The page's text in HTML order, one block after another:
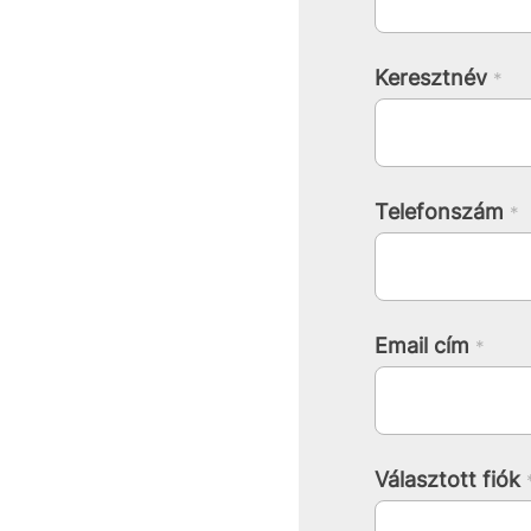
Keresztnév *
Telefonszám *
Email cím *
Választott fiók